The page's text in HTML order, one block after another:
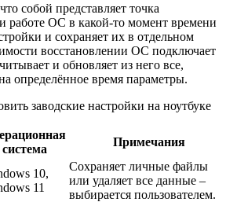
собой представляет точка
работе ОС в какой-то момент времени
и сохраняет их в отдельном
восстановлении ОС подключает
и обновляет из него все,
определённое время параметры.
система
Примечания
10,
11
Сохраняет личные файлы
или удаляет все данные –
выбирается пользователем.